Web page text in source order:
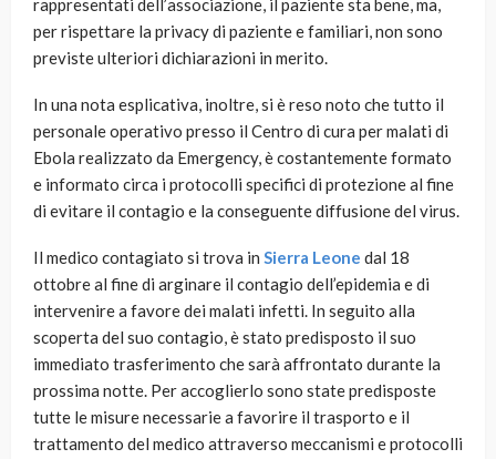
rappresentati dell’associazione, il paziente sta bene, ma,
per rispettare la privacy di paziente e familiari, non sono
previste ulteriori dichiarazioni in merito.
In una nota esplicativa, inoltre, si è reso noto che tutto il
personale operativo presso il Centro di cura per malati di
Ebola realizzato da Emergency, è costantemente formato
e informato circa i protocolli specifici di protezione al fine
di evitare il contagio e la conseguente diffusione del virus.
Il medico contagiato si trova in Sierra Leone dal 18
ottobre al fine di arginare il contagio dell’epidemia e di
intervenire a favore dei malati infetti. In seguito alla
scoperta del suo contagio, è stato predisposto il suo
immediato trasferimento che sarà affrontato durante la
prossima notte. Per accoglierlo sono state predisposte
tutte le misure necessarie a favorire il trasporto e il
trattamento del medico attraverso meccanismi e protocolli